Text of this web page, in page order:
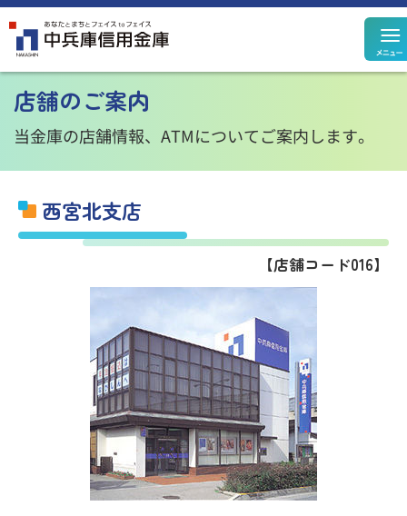
定期預金
決済性預金
規定集
シミュレーション
住宅ローン
カードローン
事業性ローン
投資信託
その他のサービス
店舗のご案内
当金庫の店舗情報、ATMについてご案内します。
西宮北支店
【店舗コード016】